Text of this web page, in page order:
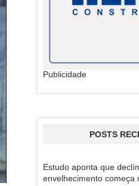
Publicidade
POSTS
Estudo aponta que
envelhecimento começa